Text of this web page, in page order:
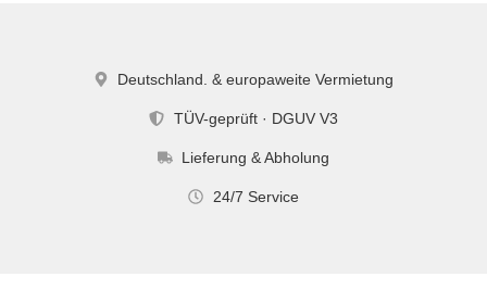
Deutschland. & europaweite Vermietung
TÜV-geprüft · DGUV V3
Lieferung & Abholung
24/7 Service